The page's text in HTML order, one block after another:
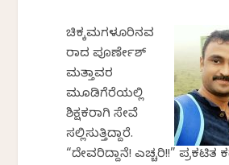
ಚಿಕ್ಕಮಗಳೂರಿನವ
ರಾದ ಪೂರ್ಣೇಶ್
ಮತ್ತಾವರ
ಮೂಡಿಗೆರೆಯಲ್ಲಿ
ಶಿಕ್ಷಕರಾಗಿ ಸೇವೆ
ಸಲ್ಲಿಸುತ್ತಿದ್ದಾರೆ.
“ದೇವರಿದ್ದಾನೆ! ಎಚ್ಚರಿಕೆ!!” ಪ್ರಕಟಿತ